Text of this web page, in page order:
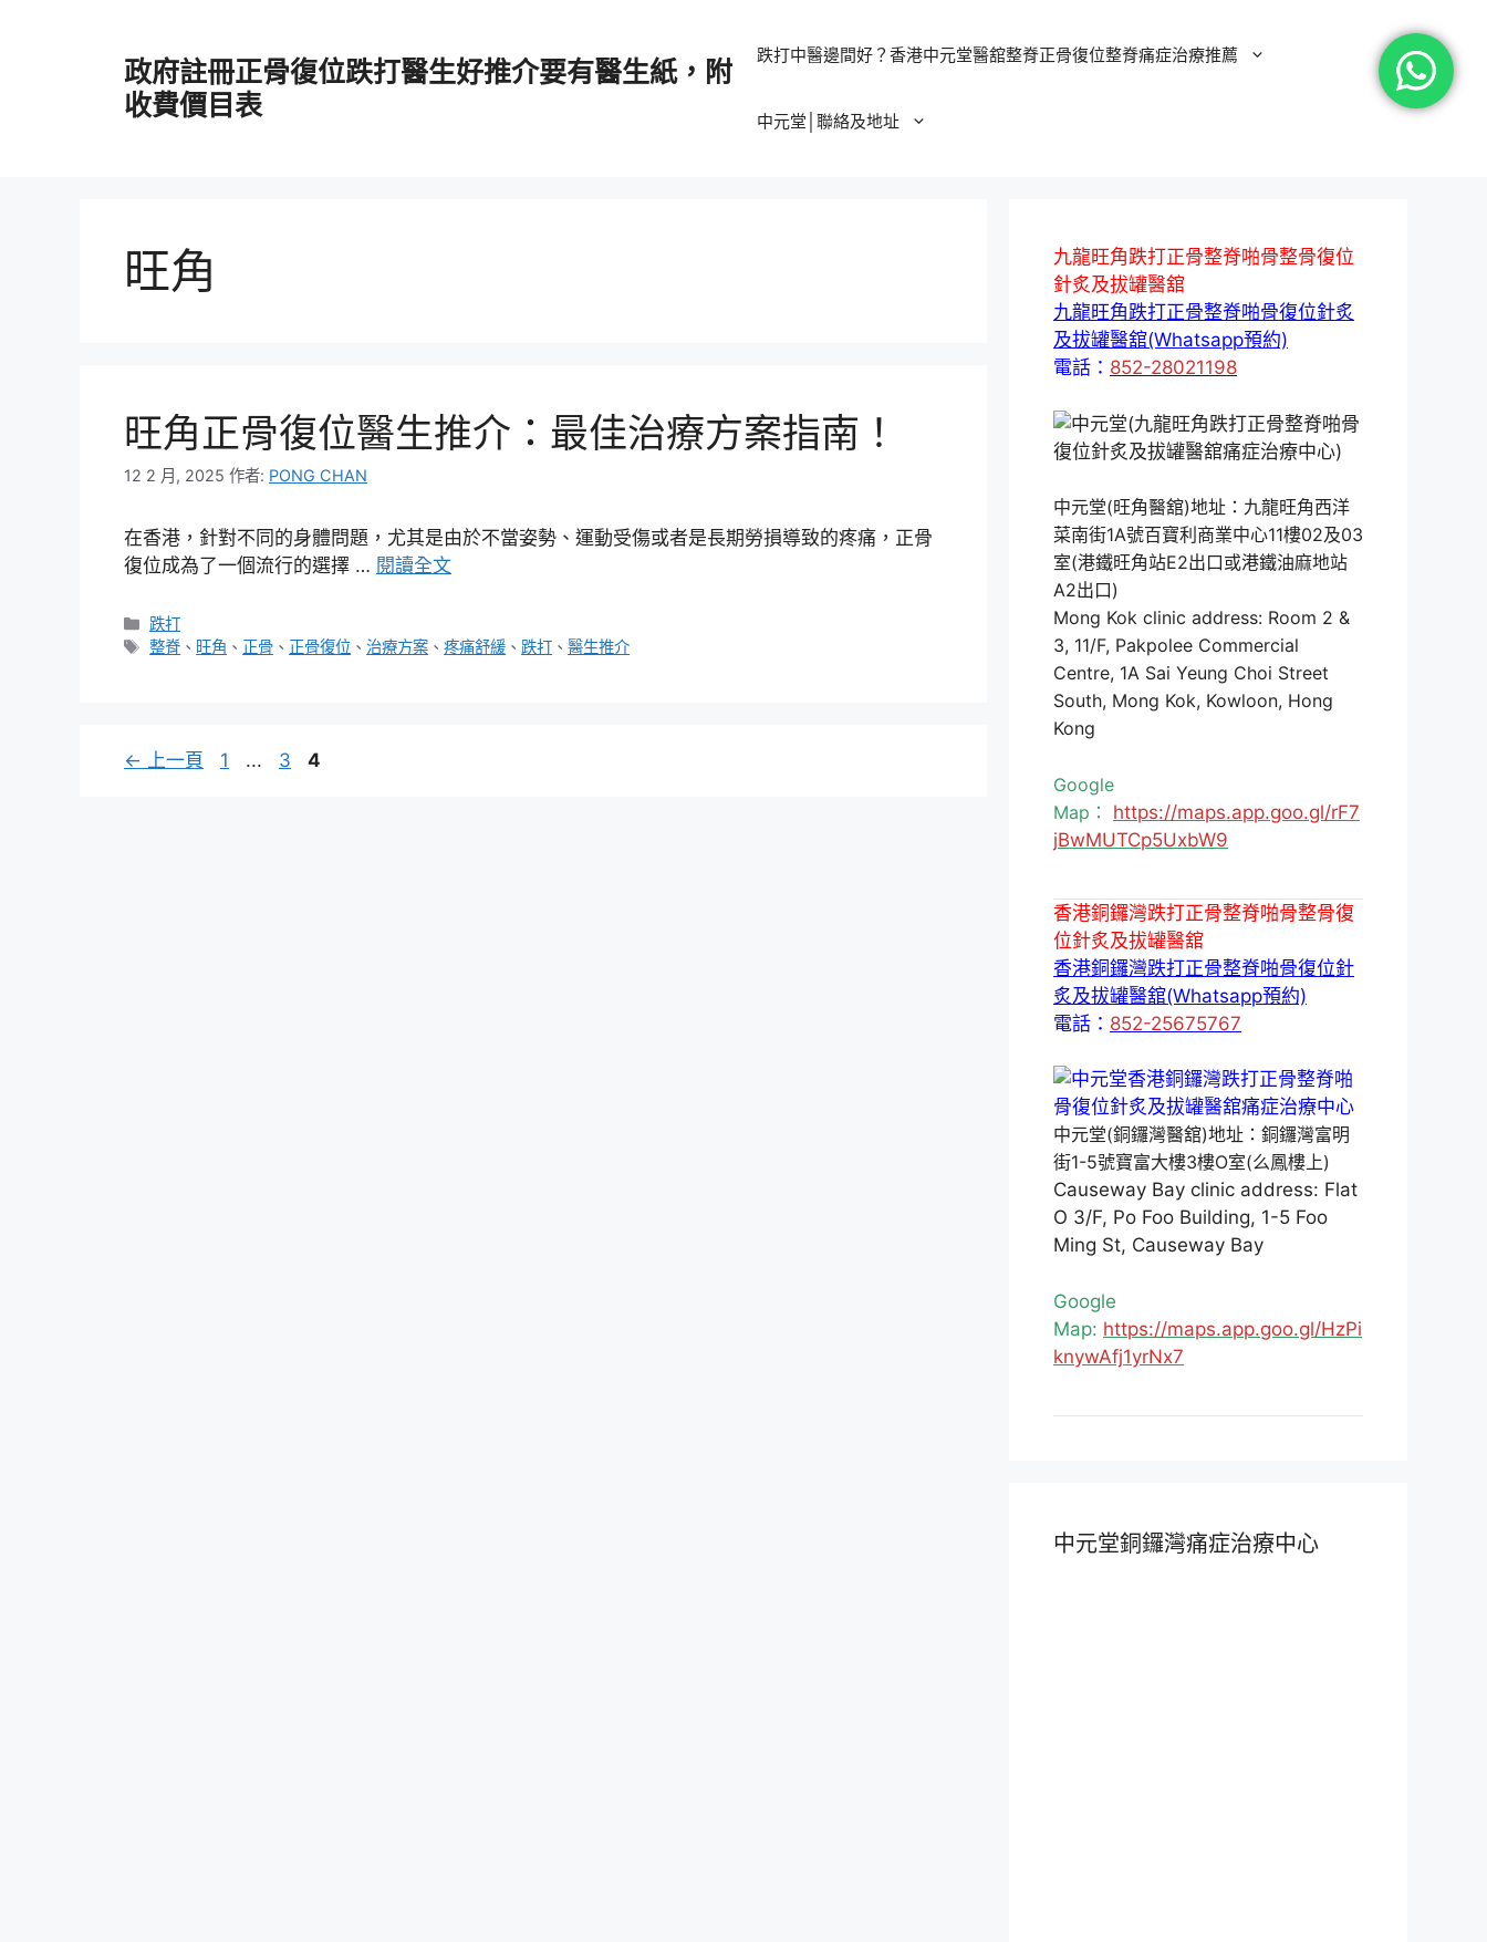
政府註冊正骨復位跌打醫生好推介要有醫生紙，附
收費價目表
跌打中醫邊間好？香港中元堂醫舘整脊正骨復位整脊痛症治療推薦
中元堂│聯絡及地址
旺角
旺角正骨復位醫生推介：最佳治療方案指南！
12 2 月, 2025 作者: PONG CHAN
在香港，針對不同的身體問題，尤其是由於不當姿勢、運動受傷或者是長期勞損導致的疼痛，正骨
復位成為了一個流行的選擇 … 閱讀全文
分
類
跌打
標
整脊 、 旺角 、 正骨 、 正骨復位 、治療方案 、疼痛舒緩 、 跌打 、醫生推介
← 上一頁
頁
1 ...
頁
3
頁
4
九龍旺角跌打正骨整脊啪骨整骨復位
針炙及拔罐醫舘
九龍旺角跌打正骨整脊啪骨復位針炙
及拔罐醫舘(Whatsapp預約)
電話： 852-28021198
中元堂(旺角醫舘)地址：九龍旺角西洋
菜南街1A號百寶利商業中心11樓02及03
室(港鐵旺角站E2出口或港鐵油麻地站
A2出口)
Mong Kok clinic address: Room 2 &
3, 11/F, Pakpolee Commercial
Centre, 1A Sai Yeung Choi Street
South, Mong Kok, Kowloon, Hong
Kong
Google
Map： https://maps.app.goo.gl/rF7
jBwMUTCp5UxbW9
香港銅鑼灣跌打正骨整脊啪骨整骨復
位針炙及拔罐醫舘
香港銅鑼灣跌打正骨整脊啪骨復位針
炙及拔罐醫舘(Whatsapp預約)
電話： 852-25675767
中元堂(銅鑼灣醫舘)地址：銅鑼灣富明
街1-5號寶富大樓3樓O室(么鳳樓上)
Causeway Bay clinic address: Flat
O 3/F, Po Foo Building, 1-5 Foo
Ming St, Causeway Bay
Google
Map: https://maps.app.goo.gl/HzPi
knywAfj1yrNx7
中元堂銅鑼灣痛症治療中心